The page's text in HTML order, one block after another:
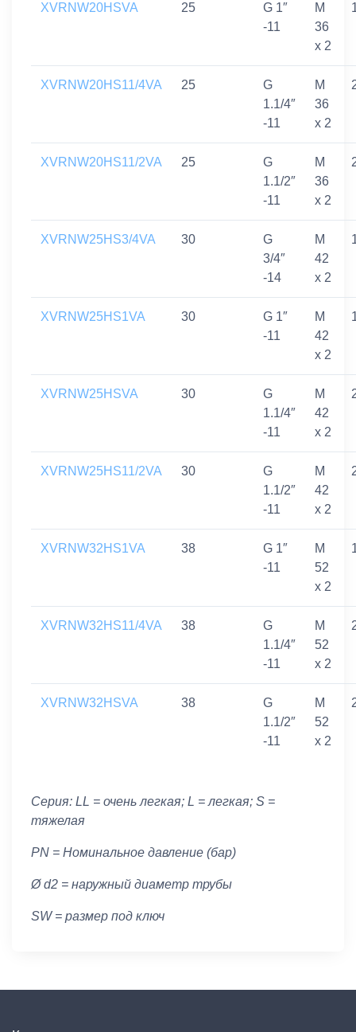
XVRNW20HSVA 25
G 1″
-11
M
36
x 2
XVRNW20HS11/4VA 25
G
1.1/4″
-11
M
36
x 2
XVRNW20HS11/2VA 25
G
1.1/2″
-11
M
36
x 2
XVRNW25HS3/4VA 30
G
3/4″
-14
M
42
x 2
XVRNW25HS1VA 30
G 1″
-11
M
42
x 2
XVRNW25HSVA 30
G
1.1/4″
-11
M
42
x 2
XVRNW25HS11/2VA 30
G
1.1/2″
-11
M
42
x 2
XVRNW32HS1VA 38
G 1″
-11
M
52
x 2
XVRNW32HS11/4VA 38
G
1.1/4″
-11
M
52
x 2
XVRNW32HSVA 38
G
1.1/2″
-11
M
52
x 2
Серия: LL = очень легкая; L = легкая; S =
тяжелая
PN = Номинальное давление (бар)
Ø d2 = наружный диаметр трубы
SW = размер под ключ